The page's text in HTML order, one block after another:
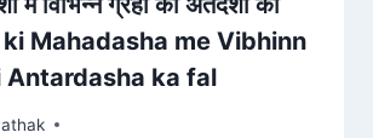
Mahadasha me Vibhinn
Antardasha ka fal